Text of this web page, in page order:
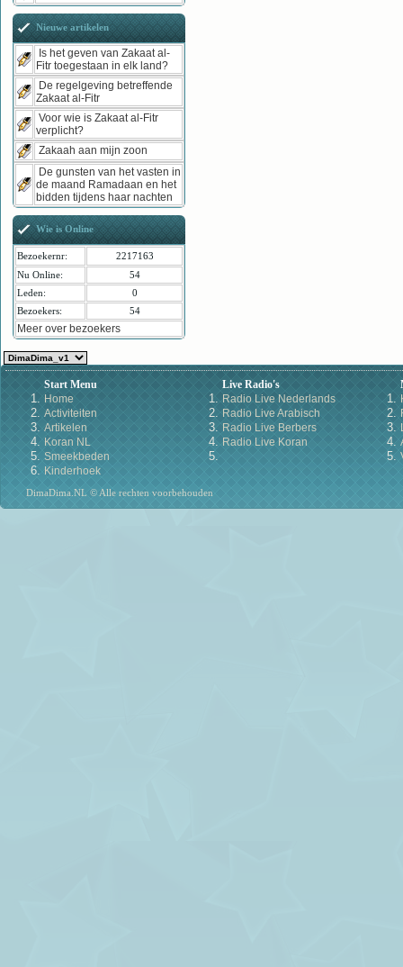
Nieuwe artikelen
Is het geven van Zakaat al-
Fitr toegestaan in elk land?
De regelgeving betreffende
Zakaat al-Fitr
Voor wie is Zakaat al-Fitr
verplicht?
Zakaah aan mijn zoon
De gunsten van het vasten in
de maand Ramadaan en het
bidden tijdens haar nachten
Wie is Online
Bezoekernr:
2217163
Nu Online:
54
Leden:
0
Bezoekers:
54
Meer over bezoekers
Start Menu
Home
Activiteiten
Artikelen
Koran NL
Smeekbeden
Kinderhoek
Live Radio's
Radio Live Nederlands
Radio Live Arabisch
Radio Live Berbers
Radio Live Koran
DimaDima.NL © Alle rechten voorbehouden